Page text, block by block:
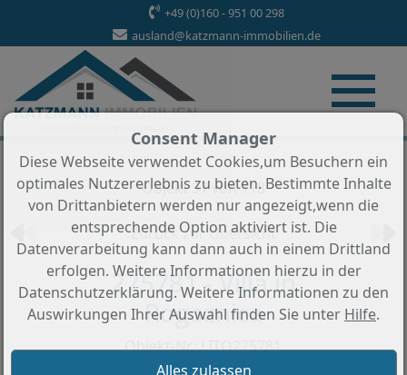
+49 (0)160 - 951 00 298
ausland@katzmann-immobilien.de
Objekt 37 von 118
Zurück zur Übersicht
275781 - Villa in
Rogoznica
Objekt-Nr.: LITO275781
Consent Manager
Diese Webseite verwendet Cookies,um Besuchern ein
optimales Nutzererlebnis zu bieten. Bestimmte Inhalte
von Drittanbietern werden nur angezeigt,wenn die
entsprechende Option aktiviert ist. Die
Datenverarbeitung kann dann auch in einem Drittland
erfolgen. Weitere Informationen hierzu in der
Datenschutzerklärung. Weitere Informationen zu den
Auswirkungen Ihrer Auswahl finden Sie unter Hilfe.